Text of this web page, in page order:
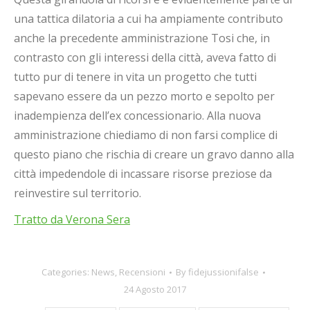
una tattica dilatoria a cui ha ampiamente contributo
anche la precedente amministrazione Tosi che, in
contrasto con gli interessi della città, aveva fatto di
tutto pur di tenere in vita un progetto che tutti
sapevano essere da un pezzo morto e sepolto per
inadempienza dell’ex concessionario. Alla nuova
amministrazione chiediamo di non farsi complice di
questo piano che rischia di creare un gravo danno alla
città impedendole di incassare risorse preziose da
reinvestire sul territorio.
Tratto da Verona Sera
Categories: News, Recensioni By fidejussionifalse
24 Agosto 2017